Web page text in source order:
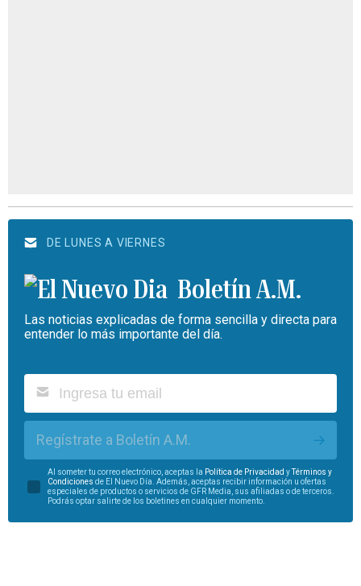
DE LUNES A VIERNES
Boletín A.M.
Las noticias explicadas de forma sencilla y directa para
entender lo más importante del día.
Regístrate a Boletín A.M.
Al someter tu correo electrónico, aceptas la Política de Privacidad y
Términos y
Condiciones de El Nuevo Día. Además, aceptas recibir información u ofertas
especiales de productos o servicios de GFR Media, sus afiliadas o de terceros.
Podrás optar salirte de los boletines en cualquier momento.